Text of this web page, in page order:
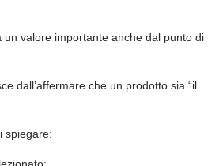
un valore importante anche dal punto di
dall’affermare che un prodotto sia “il
spiegare: